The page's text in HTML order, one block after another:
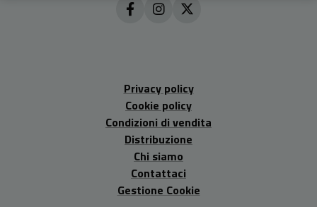
Privacy policy
Cookie policy
Condizioni di vendita
Distribuzione
Chi siamo
Contattaci
Gestione Cookie